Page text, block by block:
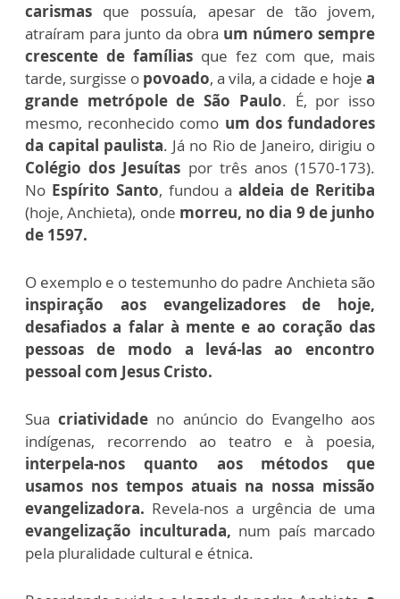
carismas que possuía, apesar de tão jovem,
atraíram para junto da obra um número sempre
crescente de famílias que fez com que, mais
tarde, surgisse o povoado, a vila, a cidade e hoje a
grande metrópole de São Paulo. É, por isso
mesmo, reconhecido como um dos fundadores
da capital paulista. Já no Rio de Janeiro, dirigiu o
Colégio dos Jesuítas por três anos (1570-173).
No Espírito Santo, fundou aaldeia de Reritiba
(hoje, Anchieta), onde morreu, no dia 9 de junho
de 1597.
O exemplo e o testemunho do padre Anchieta são
inspiração aos evangelizadores de hoje,
desafiados a falar à mente e ao coração das
pessoas de modo a levá-las ao encontro
pessoal com Jesus Cristo.
Suacriatividade no anúncio do Evangelho aos
indígenas, recorrendo ao teatro e à poesia,
interpela-nos quanto aos métodos que
usamos nos tempos atuais na nossa missão
evangelizadora. Revela-nos a urgência de uma
evangelização inculturada, num país marcado
pela pluralidade cultural e étnica.